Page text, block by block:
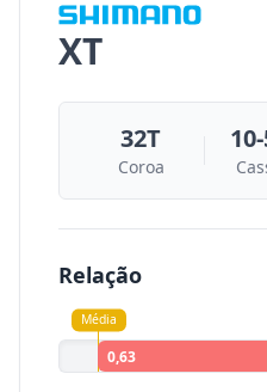
XT
Coroa
32T
Relação
Média
0,63